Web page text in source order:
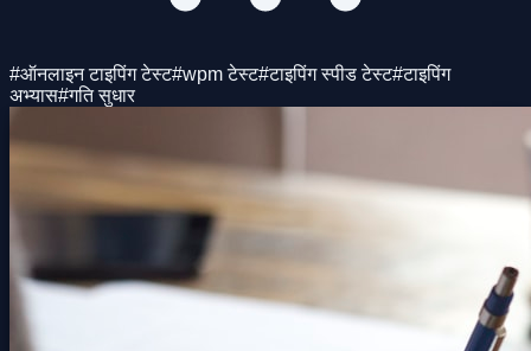
#ऑनलाइन टाइपिंग टेस्ट#wpm टेस्ट#टाइपिंग स्पीड टेस्ट#टाइपिंग
अभ्यास#गति सुधार